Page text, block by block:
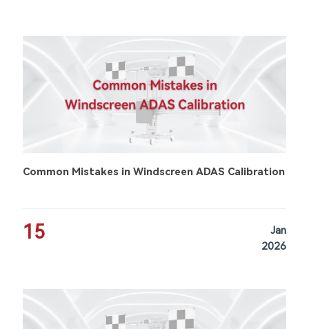
Common Mistakes in Windscreen ADAS Calibration
15
Jan
2026